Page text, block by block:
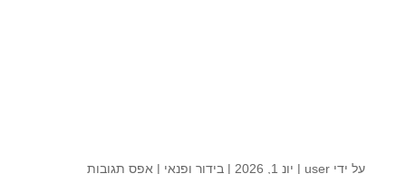
על ידי user
| יונ 1, 2026 | בידור ופנאי | אפס תגובות